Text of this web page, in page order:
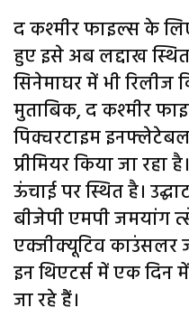
द कश्मीर फाइल्स के
हुए इसे अब लद्दाख
सिनेमाघर में भी रिलीज
मुताबिक, द कश्मीर
पिक्चरटाइम
प्रीमियर किया जा रहा
ऊंचाई पर स्थित है।
बीजेपी एमपी जमयांग
एक्जीक्यूटिव काउंसलर
इन थिएटर्स में एक दिन
जा रहे हैं।